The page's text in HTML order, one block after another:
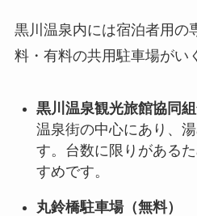
黒川温泉内には宿泊者用の
料・有料の共用駐車場がい
黒川温泉観光旅館協同
温泉街の中心にあり、
す。台数に限りがある
すめです。
丸鈴橋駐車場（無料）